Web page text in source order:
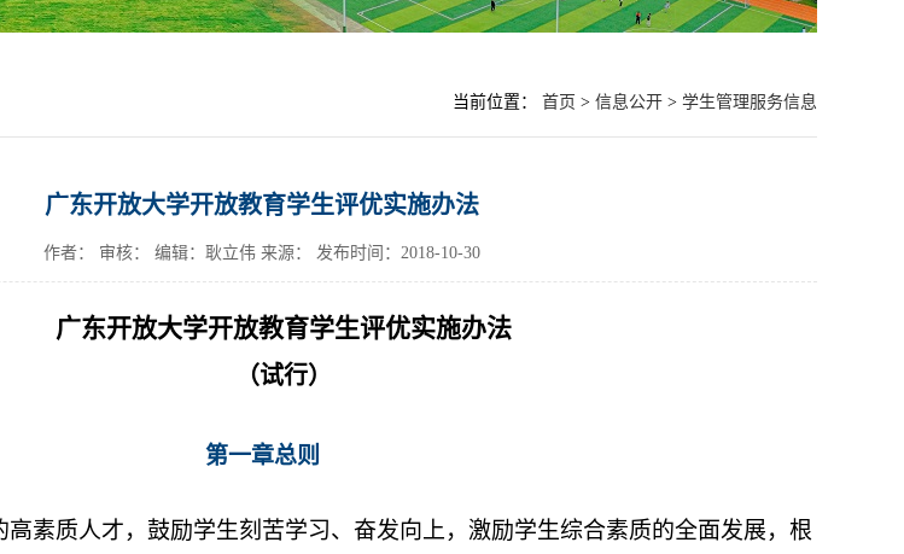
当前位置： 首页 > 信息公开 > 学生管理服务信息
广东开放大学开放教育学生评优实施办法
作者： 审核： 编辑：耿立伟 来源： 发布时间：2018-10-30
广东开放大学开放教育学生评优实施办法
（试行）
第一章总则
高素质人才，鼓励学生刻苦学习、奋发向上，激励学生综合素质的全面发展，根